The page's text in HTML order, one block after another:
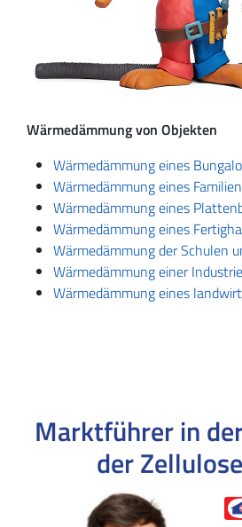
Wärmedämmung von Objekten
Wärmedämmung eines
Wärmedämmung eines
Wärmedämmung eines
Wärmedämmung eines
Wärmedämmung der Schulen
Wärmedämmung einer
Wärmedämmung eines
Marktführer in
der